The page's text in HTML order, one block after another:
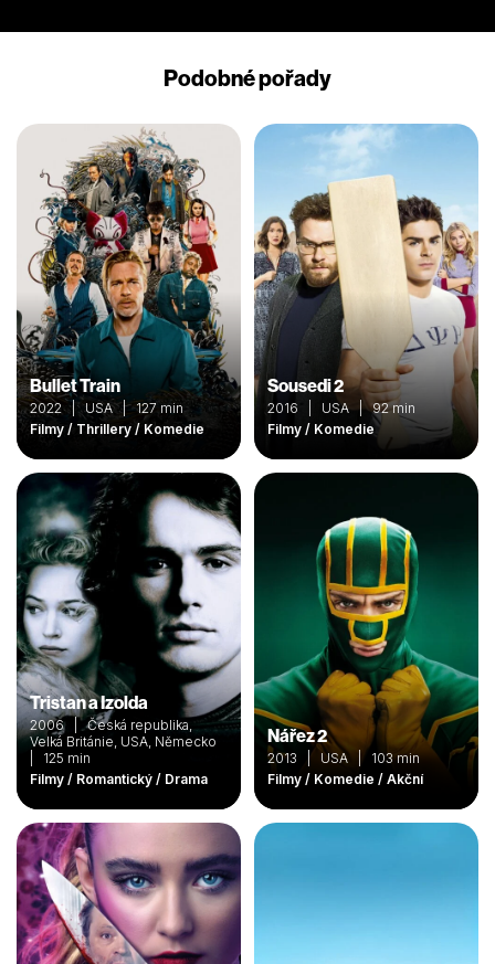
Podobné pořady
Bullet Train
2022 | USA | 127 min
Filmy / Thrillery / Komedie
Sousedi 2
2016 | USA | 92 min
Filmy / Komedie
Tristan a Izolda
2006 | Česká republika,
Velká Británie, USA, Německo
| 125 min
Filmy / Romantický / Drama
Nářez 2
2013 | USA | 103 min
Filmy / Komedie / Akční